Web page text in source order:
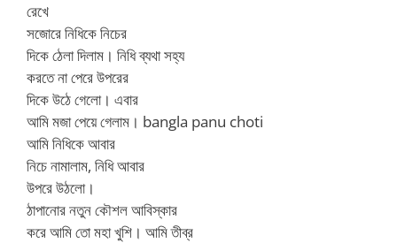
রেখে
সজোরে নিধিকে নিচের
দিকে ঠেলা দিলাম। নিধি ব্যথা সহ্য
করতে না পেরে উপরের
দিকে উঠে গেলো। এবার
আমি মজা পেয়ে গেলাম। bangla panu choti
আমি নিধিকে আবার
নিচে নামালাম, নিধি আবার
উপরে উঠলো।
ঠাপানোর নতুন কৌশল আবিস্কার
করে আমি তো মহা খুশি। আমি তীব্র